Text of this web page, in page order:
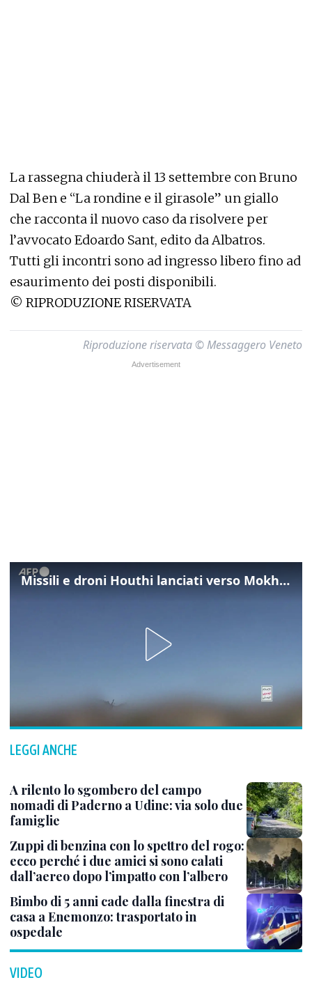
La rassegna chiuderà il 13 settembre con Bruno
Dal Ben e “La rondine e il girasole” un giallo
che racconta il nuovo caso da risolvere per
l’avvocato Edoardo Sant, edito da Albatros.
Tutti gli incontri sono ad ingresso libero fino ad
esaurimento dei posti disponibili.
© RIPRODUZIONE RISERVATA
Riproduzione riservata © Messaggero Veneto
Missili e droni Houthi lanciati verso Mokha nello Yemen
LEGGI ANCHE
A rilento lo sgombero del campo
nomadi di Paderno a Udine: via solo due
famiglie
Zuppi di benzina con lo spettro del rogo:
ecco perché i due amici si sono calati
dall’aereo dopo l’impatto con l’albero
Bimbo di 5 anni cade dalla finestra di
casa a Enemonzo: trasportato in
ospedale
VIDEO